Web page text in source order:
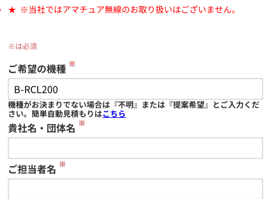
※当社ではアマチュア無線のお取り扱いはございません。
※は必須
ご希望の機種 ※
機種がお決まりでない場合は『不明』または『提案希望』とご入力くだ
さい。簡単自動見積もりはこちら
貴社名・団体名 ※
ご担当者名 ※